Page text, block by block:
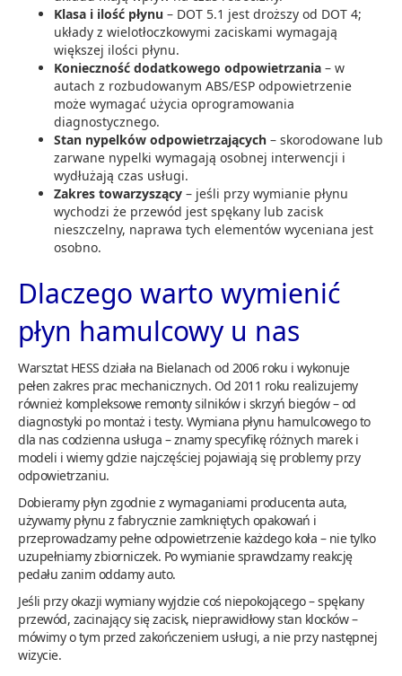
Klasa i ilość płynu – DOT 5.1 jest droższy od DOT 4;
układy z wielotłoczkowymi zaciskami wymagają
większej ilości płynu.
Konieczność dodatkowego odpowietrzania – w
autach z rozbudowanym ABS/ESP odpowietrzenie
może wymagać użycia oprogramowania
diagnostycznego.
Stan nypelków odpowietrzających – skorodowane lub
zarwane nypelki wymagają osobnej interwencji i
wydłużają czas usługi.
Zakres towarzyszący – jeśli przy wymianie płynu
wychodzi że przewód jest spękany lub zacisk
nieszczelny, naprawa tych elementów wyceniana jest
osobno.
Dlaczego warto wymienić
płyn hamulcowy u nas
Warsztat HESS działa na Bielanach od 2006 roku i wykonuje
pełen zakres prac mechanicznych. Od 2011 roku realizujemy
również kompleksowe remonty silników i skrzyń biegów – od
diagnostyki po montaż i testy. Wymiana płynu hamulcowego to
dla nas codzienna usługa – znamy specyfikę różnych marek i
modeli i wiemy gdzie najczęściej pojawiają się problemy przy
odpowietrzaniu.
Dobieramy płyn zgodnie z wymaganiami producenta auta,
używamy płynu z fabrycznie zamkniętych opakowań i
przeprowadzamy pełne odpowietrzenie każdego koła – nie tylko
uzupełniamy zbiorniczek. Po wymianie sprawdzamy reakcję
pedału zanim oddamy auto.
Jeśli przy okazji wymiany wyjdzie coś niepokojącego – spękany
przewód, zacinający się zacisk, nieprawidłowy stan klocków –
mówimy o tym przed zakończeniem usługi, a nie przy następnej
wizycie.